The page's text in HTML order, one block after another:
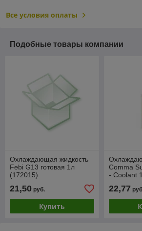
Все условия оплаты
Подобные товары компании
Охлаждающая жидкость
Febi G13 готовая 1л
(172015)
21,50 руб.
Купить
Comma
- Coolant
22,77